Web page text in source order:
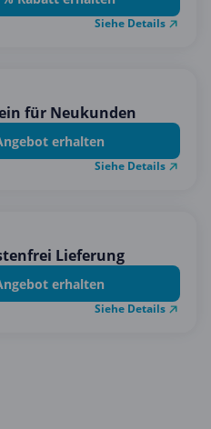
Siehe Details
für Neukunden
erhalten
Siehe Details
Lieferung
erhalten
Siehe Details